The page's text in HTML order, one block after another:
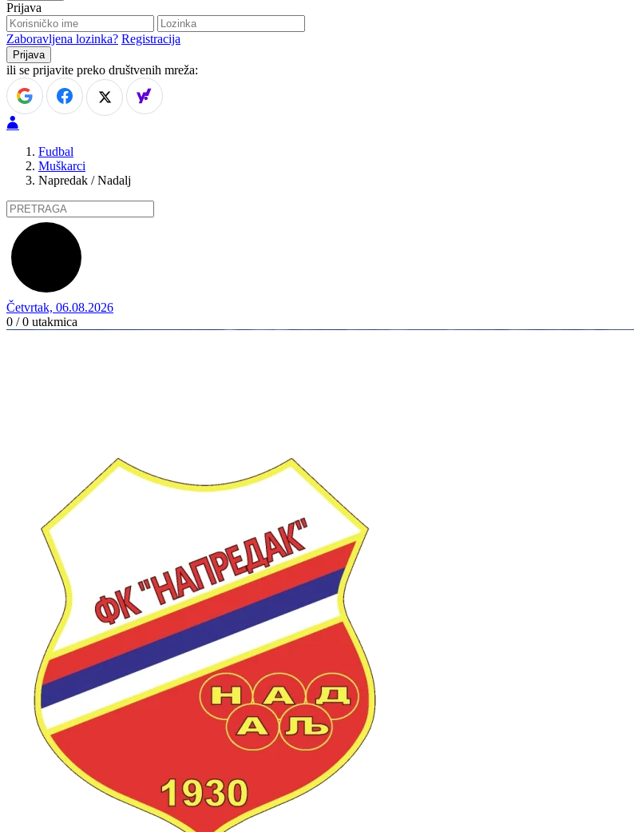
Prijava
Zaboravljena lozinka? Registracija
ili se prijavite preko društvenih mreža:
Fudbal
Muškarci
Napredak / Nadalj
Četvrtak, 06.08.2026
0 / 0 utakmica